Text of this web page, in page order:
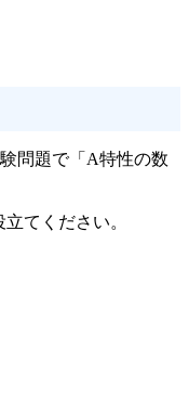
問題で「A特性の数
てください。